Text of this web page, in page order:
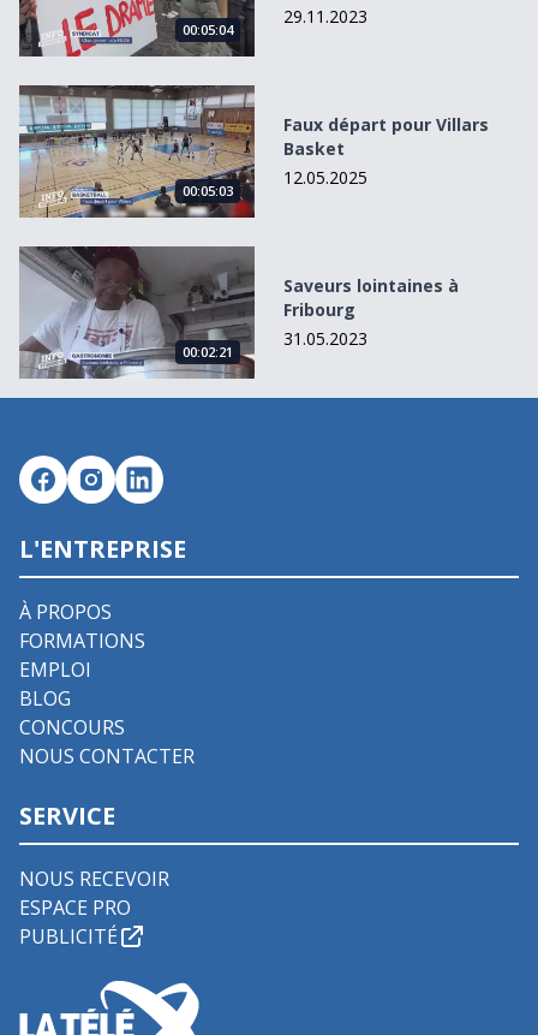
00:05:04
29.11.2023
Faux départ pour Villars Basket
00:05:03
Faux départ pour Villars
Basket
12.05.2025
Saveurs lointaines à Fribourg
00:02:21
Saveurs lointaines à
Fribourg
31.05.2023
L'ENTREPRISE
À PROPOS
FORMATIONS
EMPLOI
BLOG
CONCOURS
NOUS CONTACTER
SERVICE
NOUS RECEVOIR
ESPACE PRO
PUBLICITÉ